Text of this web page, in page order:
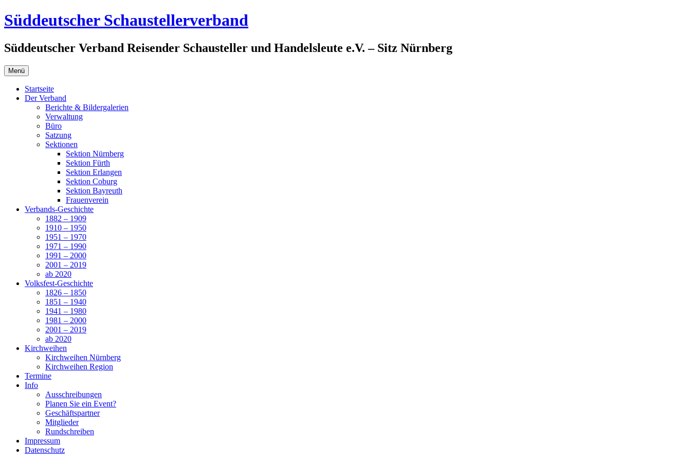
Zum
Inhalt
Süddeutscher Schaustellerverband
Süddeutscher Verband Reisender Schausteller und Handelsleute e.V. – Sitz Nürnberg
Menü
Startseite
Der Verband
Berichte & Bildergalerien
Verwaltung
Büro
Satzung
Sektionen
Sektion Nürnberg
Sektion Fürth
Sektion Erlangen
Sektion Coburg
Sektion Bayreuth
Frauenverein
Verbands-Geschichte
1882 – 1909
1910 – 1950
1951 – 1970
1971 – 1990
1991 – 2000
2001 – 2019
ab 2020
Volksfest-Geschichte
1826 – 1850
1851 – 1940
1941 – 1980
1981 – 2000
2001 – 2019
ab 2020
Kirchweihen
Kirchweihen Nürnberg
Kirchweihen Region
Termine
Info
Ausschreibungen
Planen Sie ein Event?
Geschäftspartner
Mitglieder
Rundschreiben
Impressum
Datenschutz